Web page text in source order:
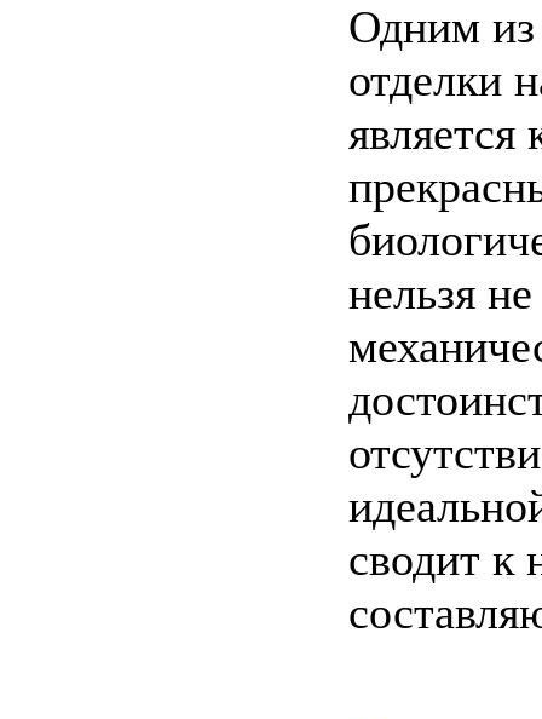
Одним
отделки
является
нельзя
сводит к